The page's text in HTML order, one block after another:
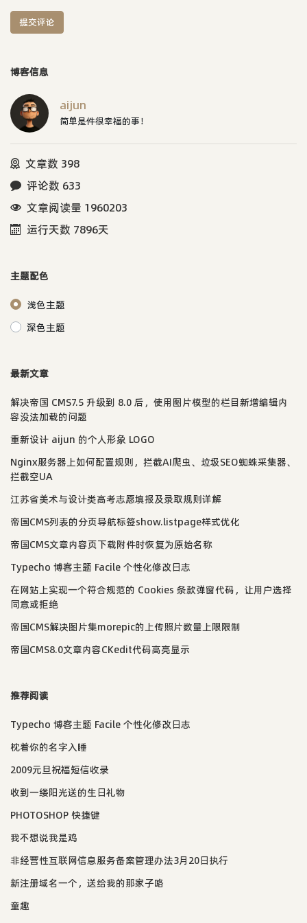
提交评论
博客信息
aijun
简单是件很幸福的事！
文章数 398
评论数 633
文章阅读量 1960203
运行天数 7896天
主题配色
浅色主题
深色主题
最新文章
解决帝国 CMS7.5 升级到 8.0 后，使用图片模型的栏目新增编辑内
容没法加载的问题
重新设计 aijun 的个人形象 LOGO
Nginx服务器上如何配置规则，拦截AI爬虫、垃圾SEO蜘蛛采集器、
拦截空UA
江苏省美术与设计类高考志愿填报及录取规则详解
帝国CMS列表的分页导航标签show.listpage样式优化
帝国CMS文章内容页下载附件时恢复为原始名称
Typecho 博客主题 Facile 个性化修改日志
在网站上实现一个符合规范的 Cookies 条款弹窗代码，让用户选择
同意或拒绝
帝国CMS解决图片集morepic的上传照片数量上限限制
帝国CMS8.0文章内容CKedit代码高亮显示
推荐阅读
Typecho 博客主题 Facile 个性化修改日志
枕着你的名字入睡
2009元旦祝福短信收录
收到一缕阳光送的生日礼物
PHOTOSHOP 快捷键
我不想说我是鸡
非经营性互联网信息服务备案管理办法3月20日执行
新注册域名一个，送给我的那家子咯
童趣